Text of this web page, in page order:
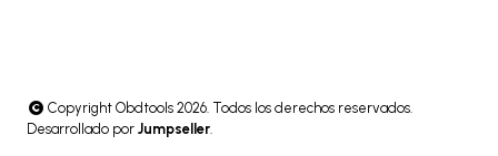
Copyright Obdtools 2026. Todos los derechos reservados.
Desarrollado por Jumpseller.